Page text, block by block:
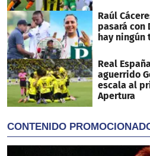
Raúl
pasará con
hay ningún
Real
aguerrido
escala al
Apertura